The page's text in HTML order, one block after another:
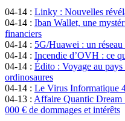
04-14 : Linky : Nouvelles
04-14 : Iban Wallet, une
financiers
04-14 : 5G/Huawei : un
04-14 : Incendie d’OVH : ce
04-14 : Édito : Voyage au pays
ordinosaures
04-14 : Le Virus Informatique
04-13 : Affaire Quantic Dream
000 € de dommages et intérêts